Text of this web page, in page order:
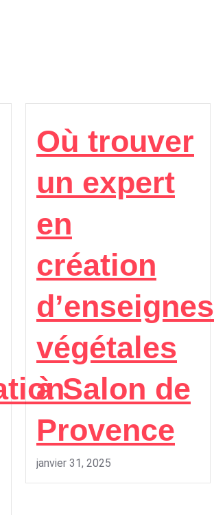
Où trouver
un expert
en
création
d’enseignes
végétales
à Salon de
Provence
janvier 31, 2025